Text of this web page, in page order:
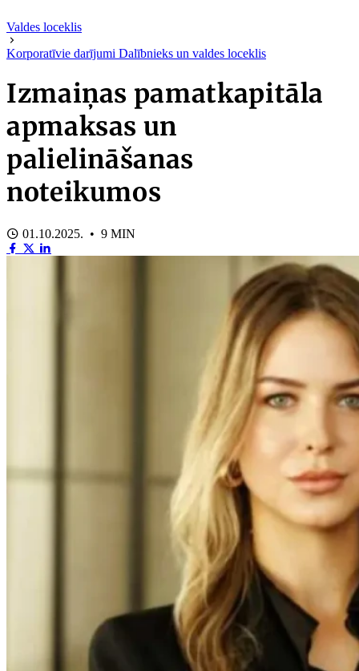
Valdes loceklis
Korporatīvie darījumi Dalībnieks un valdes loceklis
Izmaiņas pamatkapitāla
apmaksas un
palielināšanas
noteikumos
01.10.2025. • 9 MIN